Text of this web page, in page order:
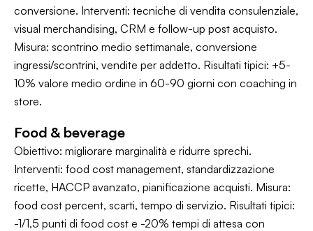
conversione. Interventi: tecniche di vendita consulenziale,
visual merchandising, CRM e follow-up post acquisto.
Misura: scontrino medio settimanale, conversione
ingressi/scontrini, vendite per addetto. Risultati tipici: +5-
10% valore medio ordine in 60-90 giorni con coaching in
store.
Food & beverage
Obiettivo: migliorare marginalità e ridurre sprechi.
Interventi: food cost management, standardizzazione
ricette, HACCP avanzato, pianificazione acquisti. Misura:
food cost percent, scarti, tempo di servizio. Risultati tipici:
-1/1,5 punti di food cost e -20% tempi di attesa con